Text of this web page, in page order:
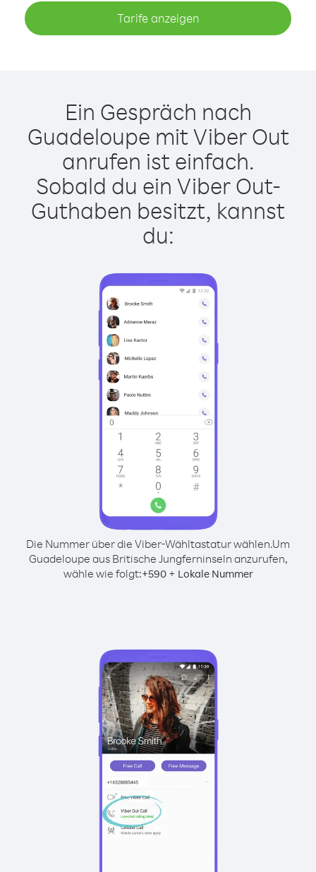
Tarife anzeigen
Ein Gespräch nach
Guadeloupe mit Viber Out
anrufen ist einfach.
Sobald du ein Viber Out-
Guthaben besitzt, kannst
du:
Die Nummer über die Viber-Wähltastatur wählen.Um
Guadeloupe aus Britische Jungferninseln anzurufen,
wähle wie folgt:+590+ Lokale Nummer